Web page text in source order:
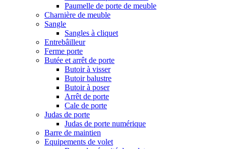
Paumelle de porte de meuble
Charnière de meuble
Sangle
Sangles à cliquet
Entrebâilleur
Ferme porte
Butée et arrêt de porte
Butoir à visser
Butoir balustre
Butoir à poser
Arrêt de porte
Cale de porte
Judas de porte
Judas de porte numérique
Barre de maintien
Equipements de volet